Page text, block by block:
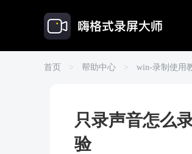
首页 > 帮助中心 > win-录制使用
只录声音怎么
验